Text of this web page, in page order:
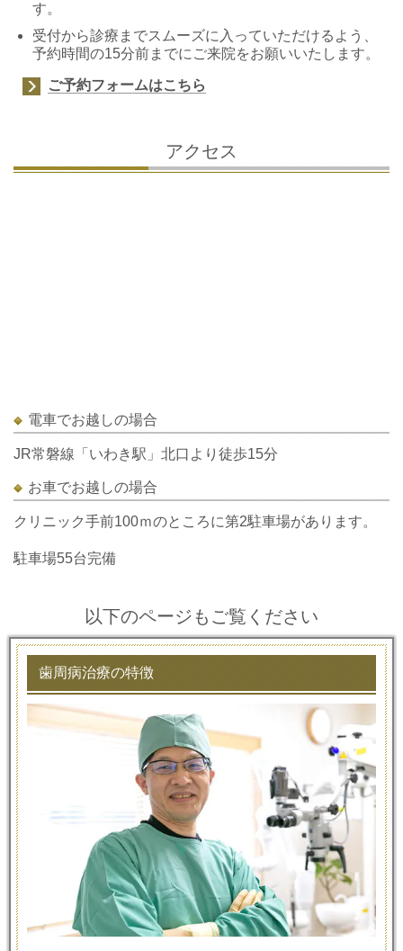
す。
受付から診療までスムーズに入っていただけるよう、
予約時間の15分前までにご来院をお願いいたします。
ご予約フォームはこちら
アクセス
電車でお越しの場合
JR常磐線「いわき駅」北口より徒歩15分
お車でお越しの場合
クリニック手前100ｍのところに第2駐車場があります。
駐車場55台完備
以下のページもご覧ください
歯周病治療の特徴